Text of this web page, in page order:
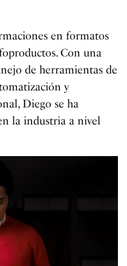
en formatos
Con una
de herramientas de
y
Diego se ha
la industria a nivel